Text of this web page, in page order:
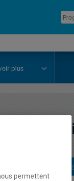
plus
- Automne
permettent